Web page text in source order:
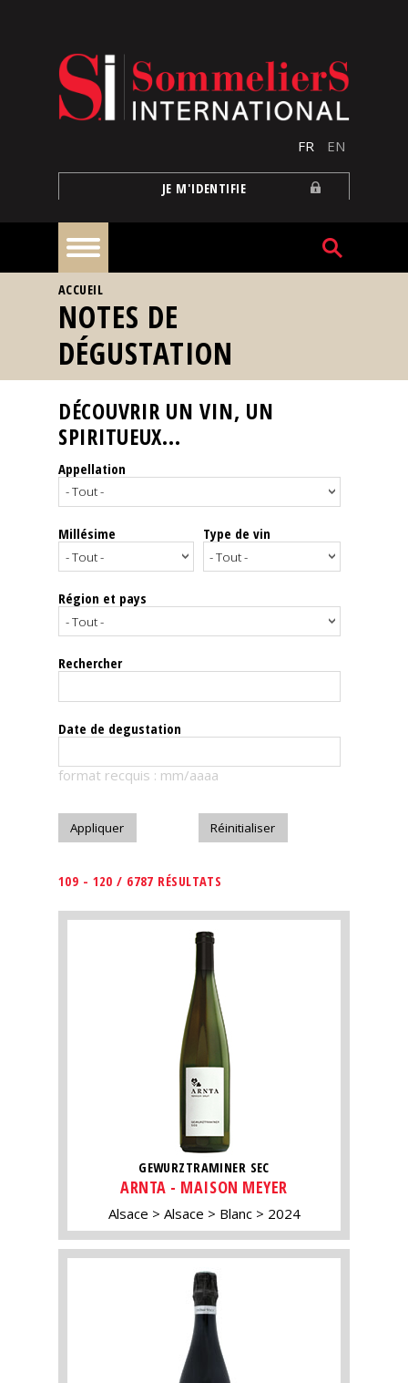
FR EN
JE M'IDENTIFIE
À
la
une
Reportages
Nos
Spiritueux
Notes
dégustation
Le
magazine
Télécharger
VOUS ÊTES ICI
ACCUEIL
NOTES DE
DÉGUSTATION
DÉCOUVRIR UN VIN, UN
SPIRITUEUX...
Appellation
Millésime Type de vin
Région et pays
Rechercher
Date de degustation
format recquis : mm/aaaa
109 - 120 / 6787 RÉSULTATS
GEWURZTRAMINER SEC
ARNTA - MAISON MEYER
Alsace Alsace Blanc 2024